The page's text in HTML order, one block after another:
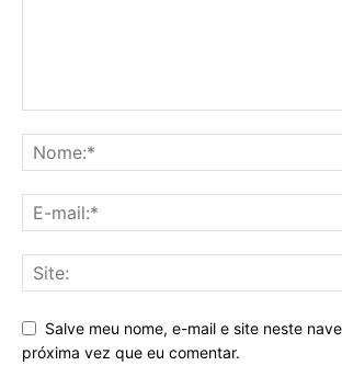
Salve meu nome, e-mail e site neste
próxima vez que eu comentar.